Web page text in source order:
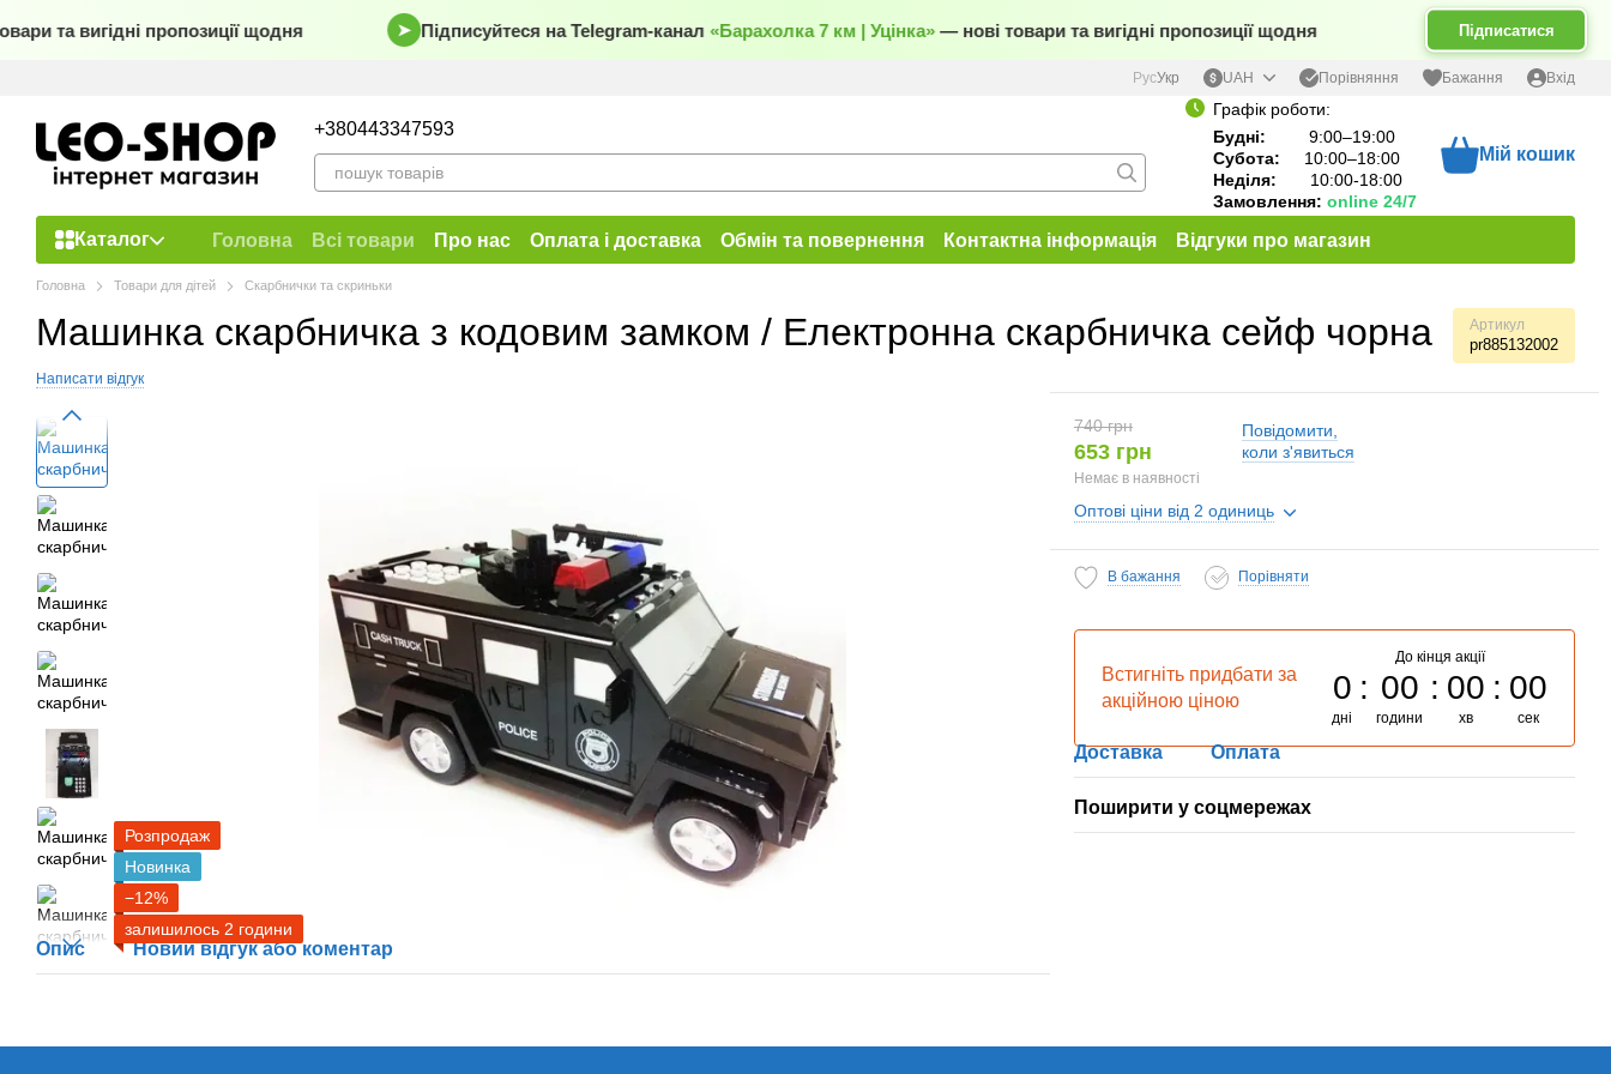
та вигідні пропозиції щодня ➤ Підписуйтеся на Telegram-канал«Барахолка 7 км | Уцінка»— нові товари та вигідні пропозиції щодня Підписатися
РусУкр UAH Порівняння Бажання Вхід
+380443347593
Графік роботи:
Будні: 9:00–19:00
Субота: 10:00–18:00
Неділя: 10:00-18:00
Замовлення: online 24/7
Мій кошик
Каталог Головна Всі товари Про нас Оплата і доставка Обмін та повернення Контактна інформація
Відгуки про магазин
Договір публічної оферти
Головна Товари для дітей Скарбнички та скриньки
Машинка скарбничка з кодовим замком / Електронна скарбничка сейф чорна Артикул
pr885132002
Написати відгук
Розпродаж
Новинка
−12%
залишилось 2 години
Опис Новий відгук або коментар
740 грн
653 грн
Немає в наявності
Повідомити,
коли з'явиться
Оптові ціни від 2 одиниць
В бажання Порівняти
Встигніть придбати за
акційною ціною
До кінця акції
0
дні
00
години
00
хв
00
сек
Доставка Оплата
Поширити у соцмережах